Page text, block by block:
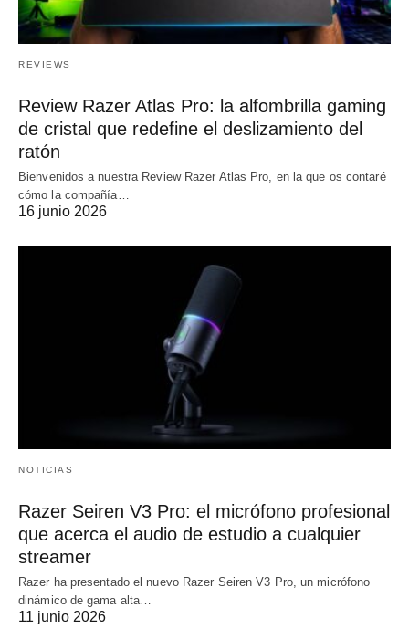
REVIEWS
Review Razer Atlas Pro: la alfombrilla gaming
de cristal que redefine el deslizamiento del
ratón
Bienvenidos a nuestra Review Razer Atlas Pro, en la que os contaré
cómo la compañía…
16 junio 2026
NOTICIAS
Razer Seiren V3 Pro: el micrófono profesional
que acerca el audio de estudio a cualquier
streamer
Razer ha presentado el nuevo Razer Seiren V3 Pro, un micrófono
dinámico de gama alta…
11 junio 2026